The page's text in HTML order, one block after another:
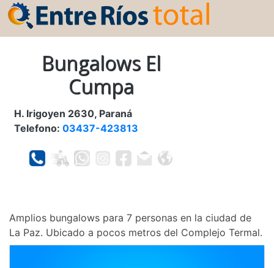
Bungalows El
Cumpa
H. Irigoyen 2630, Paraná
Telefono: 03437-423813
Amplios bungalows para 7 personas en la ciudad de
La Paz. Ubicado a pocos metros del Complejo Termal.